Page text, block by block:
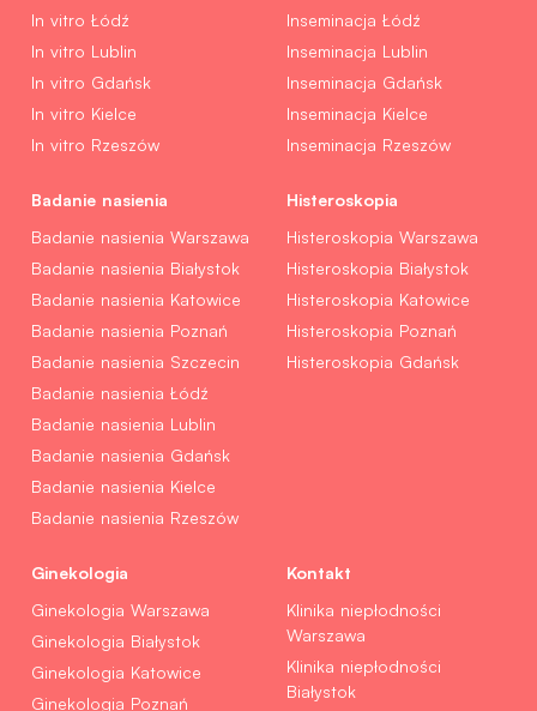
In vitro Łódź
In vitro Lublin
In vitro Gdańsk
In vitro Kielce
In vitro Rzeszów
Inseminacja Łódź
Inseminacja Lublin
Inseminacja Gdańsk
Inseminacja Kielce
Inseminacja Rzeszów
Badanie nasienia
Badanie nasienia Warszawa
Badanie nasienia Białystok
Badanie nasienia Katowice
Badanie nasienia Poznań
Badanie nasienia Szczecin
Badanie nasienia Łódź
Badanie nasienia Lublin
Badanie nasienia Gdańsk
Badanie nasienia Kielce
Badanie nasienia Rzeszów
Histeroskopia
Histeroskopia Warszawa
Histeroskopia Białystok
Histeroskopia Katowice
Histeroskopia Poznań
Histeroskopia Gdańsk
Ginekologia
Ginekologia Warszawa
Ginekologia Białystok
Ginekologia Katowice
Ginekologia Poznań
Kontakt
Klinika niepłodności
Warszawa
Klinika niepłodności
Białystok